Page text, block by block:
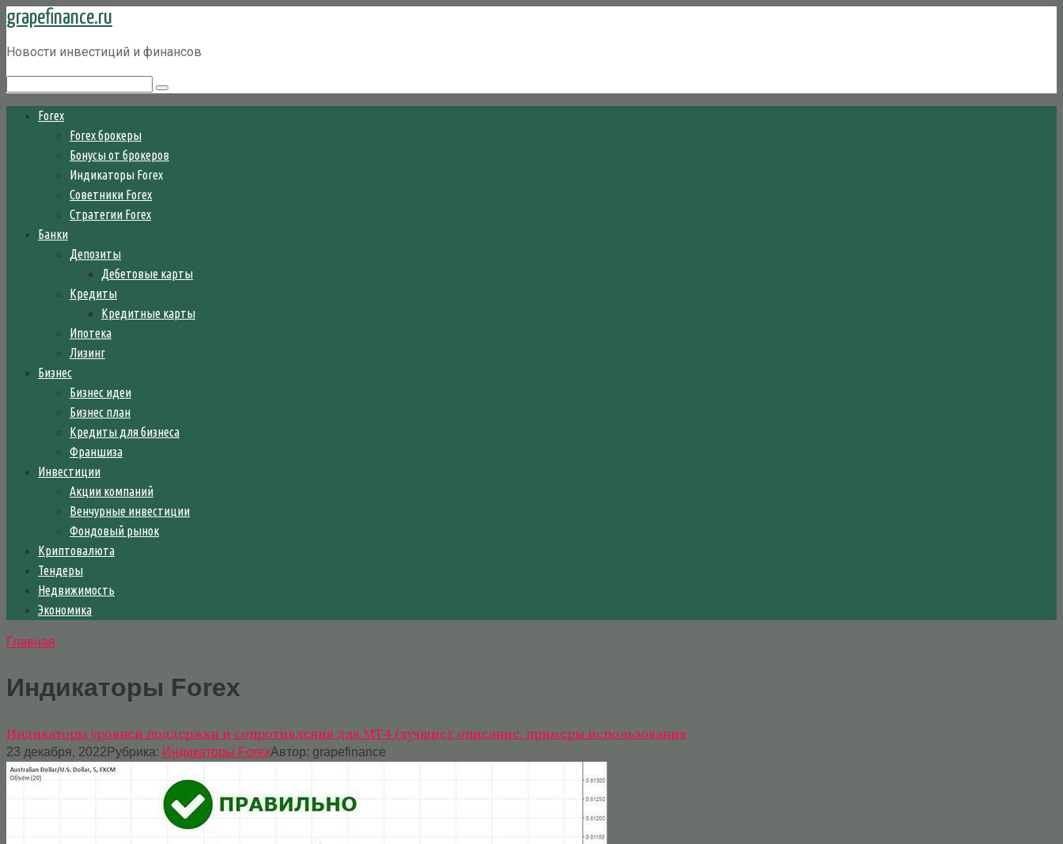
Перейти
контенту
grapefinance.ru
Новости инвестиций и финансов
Forex
Forex брокеры
Бонусы от брокеров
Индикаторы Forex
Советники Forex
Стратегии Forex
Банки
Депозиты
Дебетовые карты
Кредиты
Кредитные карты
Ипотека
Лизинг
Бизнес
Бизнес идеи
Бизнес план
Кредиты для бизнеса
Франшиза
Инвестиции
Акции компаний
Венчурные инвестиции
Фондовый рынок
Криптовалюта
Тендеры
Недвижимость
Экономика
Главная
Индикаторы Forex
Индикаторы уровней поддержки и сопротивления для МТ4 (лучшие): описание, примеры использования
23 декабря, 2022 Рубрика: Индикаторы ForexАвтор: grapefinance